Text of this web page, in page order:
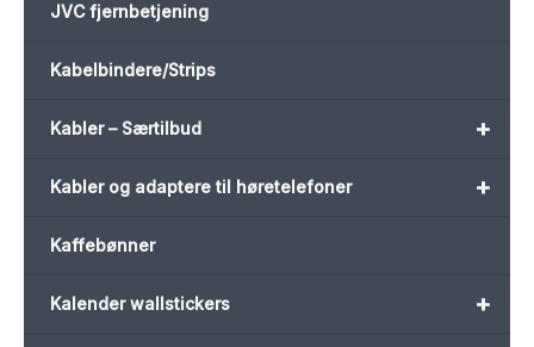
JVC fjernbetjening
Kabelbindere/Strips
+
Kabler – Særtilbud
+
Kabler og adaptere til høretelefoner
Kaffebønner
+
Kalender wallstickers